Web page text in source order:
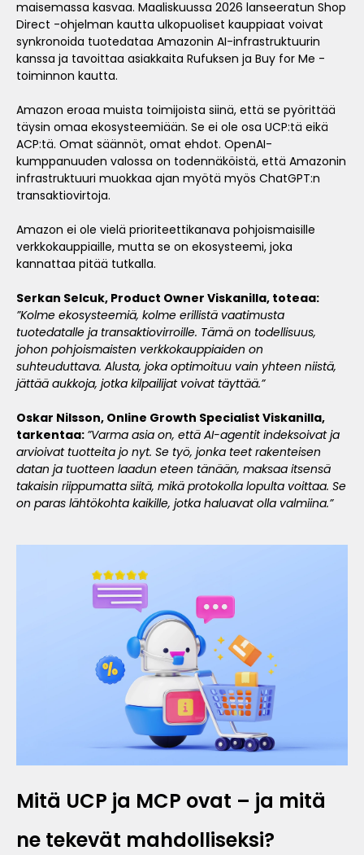
maisemassa kasvaa. Maaliskuussa 2026 lanseeratun Shop
Direct -ohjelman kautta ulkopuoliset kauppiaat voivat
synkronoida tuotedataa Amazonin AI-infrastruktuurin
kanssa ja tavoittaa asiakkaita Rufuksen ja Buy for Me -
toiminnon kautta.
Amazon eroaa muista toimijoista siinä, että se pyörittää
täysin omaa ekosysteemiään. Se ei ole osa UCP:tä eikä
ACP:tä. Omat säännöt, omat ehdot. OpenAI-
kumppanuuden valossa on todennäköistä, että Amazonin
infrastruktuuri muokkaa ajan myötä myös ChatGPT:n
transaktiovirtoja.
Amazon ei ole vielä prioriteettikanava pohjoismaisille
verkkokauppiaille, mutta se on ekosysteemi, joka
kannattaa pitää tutkalla.
Serkan Selcuk, Product Owner Viskanilla, toteaa:
”Kolme ekosysteemiä, kolme erillistä vaatimusta
tuotedatalle ja transaktiovirroille. Tämä on todellisuus,
johon pohjoismaisten verkkokauppiaiden on
suhteuduttava. Alusta, joka optimoituu vain yhteen niistä,
jättää aukkoja, jotka kilpailijat voivat täyttää.”
Oskar Nilsson, Online Growth Specialist Viskanilla,
tarkentaa: ”Varma asia on, että AI-agentit indeksoivat ja
arvioivat tuotteita jo nyt. Se työ, jonka teet rakenteisen
datan ja tuotteen laadun eteen tänään, maksaa itsensä
takaisin riippumatta siitä, mikä protokolla lopulta voittaa. Se
on paras lähtökohta kaikille, jotka haluavat olla valmiina.”
Mitä UCP ja MCP ovat – ja mitä
ne tekevät mahdolliseksi?